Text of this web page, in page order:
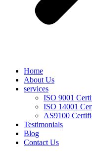
Home
About Us
services
ISO 9001
ISO 14001
AS9100
Testimonials
Blog
Contact Us